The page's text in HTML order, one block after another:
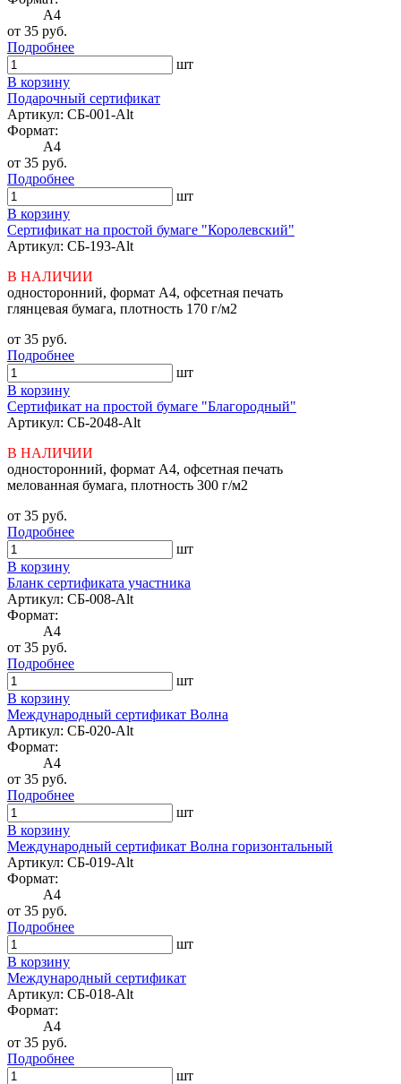
A4
от 35 руб.
Подробнее
шт
В корзину
Подарочный сертификат
Артикул: СБ-001-Alt
Формат:
A4
от 35 руб.
Подробнее
шт
В корзину
Сертификат на простой бумаге "Королевский"
Артикул: CБ-193-Alt
В НАЛИЧИИ
односторонний, формат А4, офсетная печать
глянцевая бумага, плотность 170 г/м2
от 35 руб.
Подробнее
шт
В корзину
Сертификат на простой бумаге "Благородный"
Артикул: СБ-2048-Alt
В НАЛИЧИИ
односторонний, формат А4, офсетная печать
мелованная бумага, плотность 300 г/м2
от 35 руб.
Подробнее
шт
В корзину
Бланк сертификата участника
Артикул: СБ-008-Alt
Формат:
A4
от 35 руб.
Подробнее
шт
В корзину
Международный сертификат Волна
Артикул: СБ-020-Alt
Формат:
A4
от 35 руб.
Подробнее
шт
В корзину
Международный сертификат Волна горизонтальный
Артикул: СБ-019-Alt
Формат:
A4
от 35 руб.
Подробнее
шт
В корзину
Международный сертификат
Артикул: СБ-018-Alt
Формат:
A4
от 35 руб.
Подробнее
шт